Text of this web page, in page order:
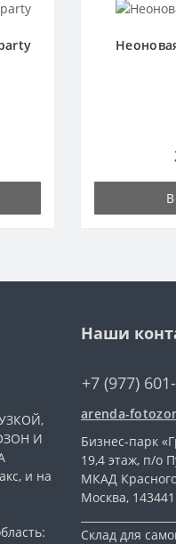
И
и на
Наши
+7 (977)
arenda-
Бизнес-парк
19,4 этаж, п/о
МКАД
Москва, 143441
Склад для